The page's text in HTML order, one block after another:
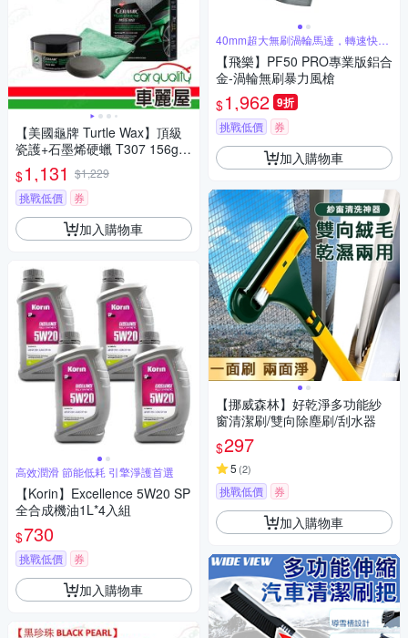
【美國龜牌 Turtle Wax】頂級
瓷護+石墨烯硬蠟 T307 156g
(車麗屋)
$1,131 $1,229
挑戰低價
券
加入購物車
高效潤滑 節能低耗 引擎淨護首選
【Korin】Excellence 5W20 SP
全合成機油1L*4入組
$730
挑戰低價 券
加入購物車
40mm超大無刷渦輪馬達，轉速快又
低噪音
【飛樂】PF50 PRO專業版鋁合
金-渦輪無刷暴力風槍
$1,962 9折
挑戰低價 券
加入購物車
【挪威森林】好乾淨多功能紗
窗清潔刷/雙向除塵刷/刮水器
$297
5 (2)
挑戰低價 券
加入購物車